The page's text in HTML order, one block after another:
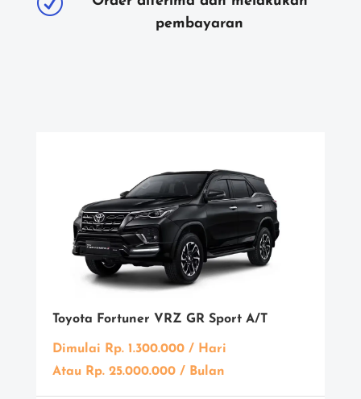
pembayaran
Toyota Fortuner VRZ GR Sport A/T
Dimulai Rp. 1.300.000 / Hari
Atau Rp. 25.000.000 / Bulan